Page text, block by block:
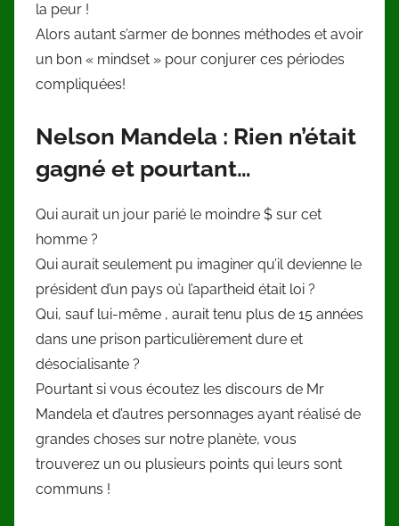
la peur !
Alors autant s’armer de bonnes méthodes et avoir
un bon « mindset » pour conjurer ces périodes
compliquées!
Nelson Mandela : Rien n’était
gagné et pourtant…
Qui aurait un jour parié le moindre $ sur cet
homme ?
Qui aurait seulement pu imaginer qu’il devienne le
président d’un pays où l’apartheid était loi ?
Qui, sauf lui-même , aurait tenu plus de 15 années
dans une prison particulièrement dure et
désocialisante ?
Pourtant si vous écoutez les discours de Mr
Mandela et d’autres personnages ayant réalisé de
grandes choses sur notre planète, vous
trouverez un ou plusieurs points qui leurs sont
communs !